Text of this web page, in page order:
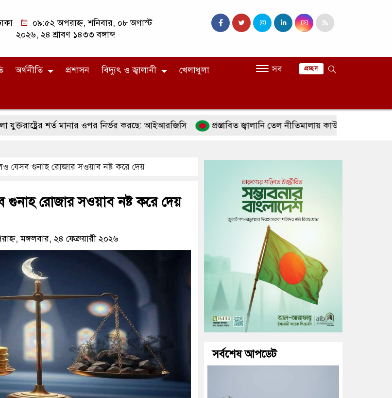
০৯:৫২ অপরাহ্ন, শনিবার, ০৮ অগাস্ট
২০২৬, ২৪ শ্রাবণ ১৪৩৩ বঙ্গাব্দ
অর্থনীতি প্রশাসন বিদ্যুৎ ও জ্বালানী খেলাধুলা সব প্রচ্ছদ
শর্ত মানার ওপর নির্ভর করছে: আইআরজিসি প্রস্তাবিত জ্বালানি তেল নীতিমালায় কাউকে বিশেষ সুবিধা
যেসব গুনাহ রোজার সওয়াব নষ্ট করে দেয়
রোজার সওয়াব নষ্ট করে দেয়
মঙ্গলবার, ২৪ ফেব্রুয়ারী ২০২৬
সর্বশেষ আপডেট